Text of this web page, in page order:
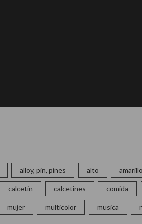
alloy, pin, pines alto amarillo
calcetin calcetines comida
mujer multicolor musica